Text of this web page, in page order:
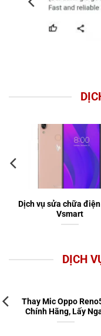
Dịch vụ sửa chữa
Vsmart
DỊCH
Thay Mic Oppo
Chính Hãng, Lấy